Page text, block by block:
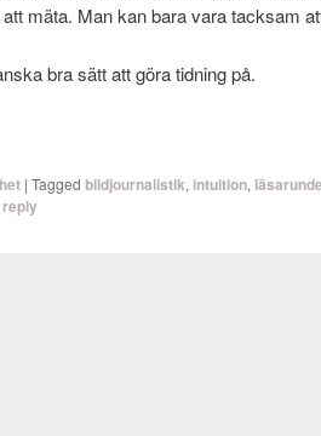
mäta. Man kan bara vara tack­sam
bra sätt att göra tid­ning på.
|Tagged bildjournalistik, intuition,